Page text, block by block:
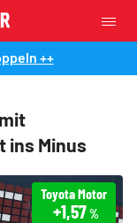
++
ins Minus
Toyota Motor
+1,57 %